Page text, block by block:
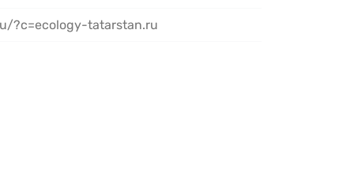
?c=ecology-tatarstan.ru